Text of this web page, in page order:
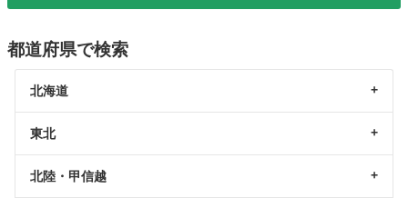
都道府県で検索
北海道
東北
北陸・甲信越